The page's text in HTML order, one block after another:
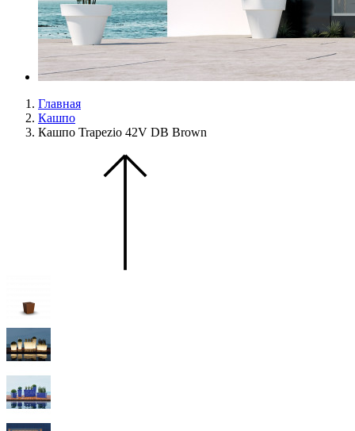
Главная
Кашпо
Кашпо Trapezio 42V DB Brown